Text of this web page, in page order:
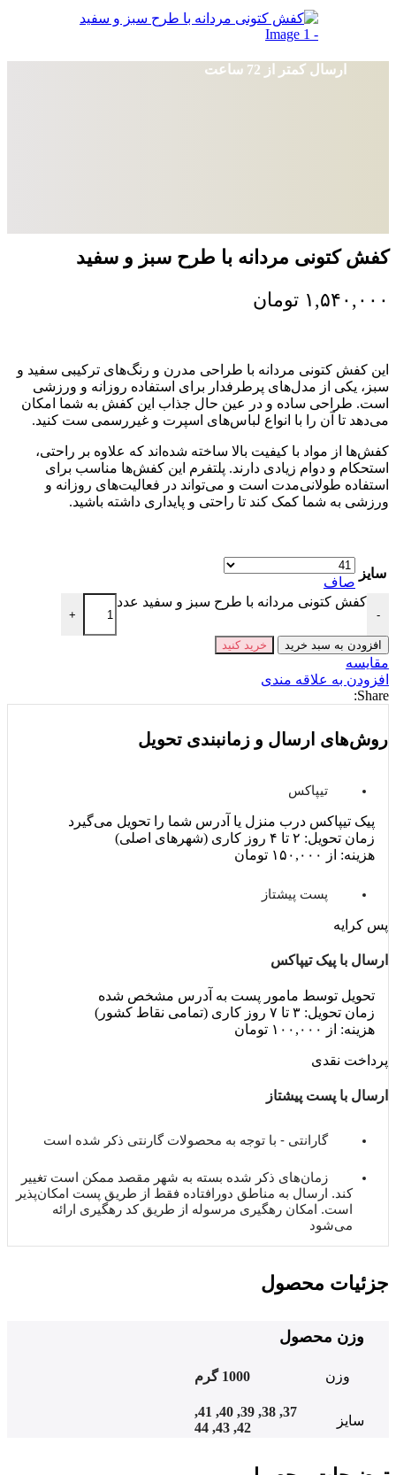
ارسال کمتر از 72 ساعت
کفش کتونی مردانه با طرح سبز و سفید
۱,۵۴۰,۰۰۰ تومان
این کفش کتونی مردانه با طراحی مدرن و رنگ‌های ترکیبی سفید و
سبز، یکی از مدل‌های پرطرفدار برای استفاده روزانه و ورزشی
است. طراحی ساده و در عین حال جذاب این کفش به شما امکان
می‌دهد تا آن را با انواع لباس‌های اسپرت و غیررسمی ست کنید.
کفش‌ها از مواد با کیفیت بالا ساخته شده‌اند که علاوه بر راحتی،
استحکام و دوام زیادی دارند. پلتفرم این کفش‌ها مناسب برای
استفاده طولانی‌مدت است و می‌تواند در فعالیت‌های روزانه و
ورزشی به شما کمک کند تا راحتی و پایداری داشته باشید.
سایز
صاف
-
کفش کتونی مردانه با طرح سبز و سفید عدد
+
افزودن به سبد خرید خرید کنید
مقايسه
افزودن به علاقه مندی
Share:
روش‌های ارسال و زمانبندی تحویل
تیپاکس
پیک تیپاکس درب منزل یا آدرس شما را تحویل می‌گیرد
زمان تحویل: ۲ تا ۴ روز کاری (شهرهای اصلی)
هزینه: از ۱۵۰,۰۰۰ تومان
پست پیشتاز
پس کرایه
ارسال با پیک تیپاکس
تحویل توسط مامور پست به آدرس مشخص شده
زمان تحویل: ۳ تا ۷ روز کاری (تمامی نقاط کشور)
هزینه: از ۱۰۰,۰۰۰ تومان
پرداخت نقدی
ارسال با پست پیشتاز
گارانتی - با توجه به محصولات گارنتی ذکر شده است
زمان‌های ذکر شده بسته به شهر مقصد ممکن است تغییر
کند. ارسال به مناطق دورافتاده فقط از طریق پست امکان‌پذیر
است. امکان رهگیری مرسوله از طریق کد رهگیری ارائه
می‌شود
جزئیات محصول
وزن محصول
وزن 1000 گرم
سایز
37
,
38
,
39
,
40
,
41
,
42
,
43
,
44